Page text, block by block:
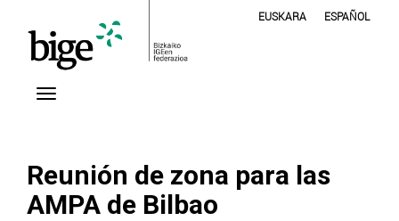
EUSKARA ESPAÑOL
Reunión de zona para las
AMPA de Bilbao